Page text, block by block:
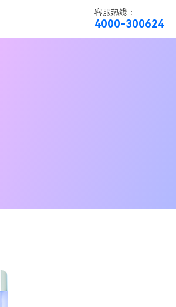
客服热线：
4000-300624